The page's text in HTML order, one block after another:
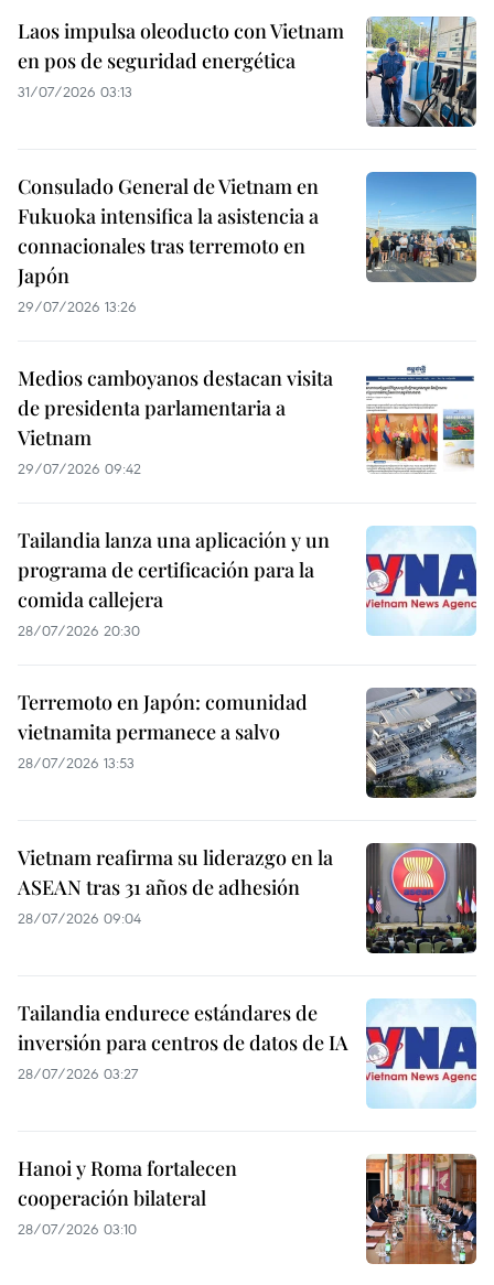
Laos impulsa oleoducto con Vietnam
en pos de seguridad energética
31/07/2026 03:13
Consulado General de Vietnam en
Fukuoka intensifica la asistencia a
connacionales tras terremoto en
Japón
29/07/2026 13:26
Medios camboyanos destacan visita
de presidenta parlamentaria a
Vietnam
29/07/2026 09:42
Tailandia lanza una aplicación y un
programa de certificación para la
comida callejera
28/07/2026 20:30
Terremoto en Japón: comunidad
vietnamita permanece a salvo
28/07/2026 13:53
Vietnam reafirma su liderazgo en la
ASEAN tras 31 años de adhesión
28/07/2026 09:04
Tailandia endurece estándares de
inversión para centros de datos de IA
28/07/2026 03:27
Hanoi y Roma fortalecen
cooperación bilateral
28/07/2026 03:10